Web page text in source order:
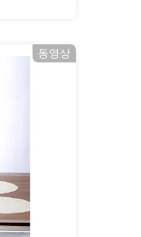
동영상